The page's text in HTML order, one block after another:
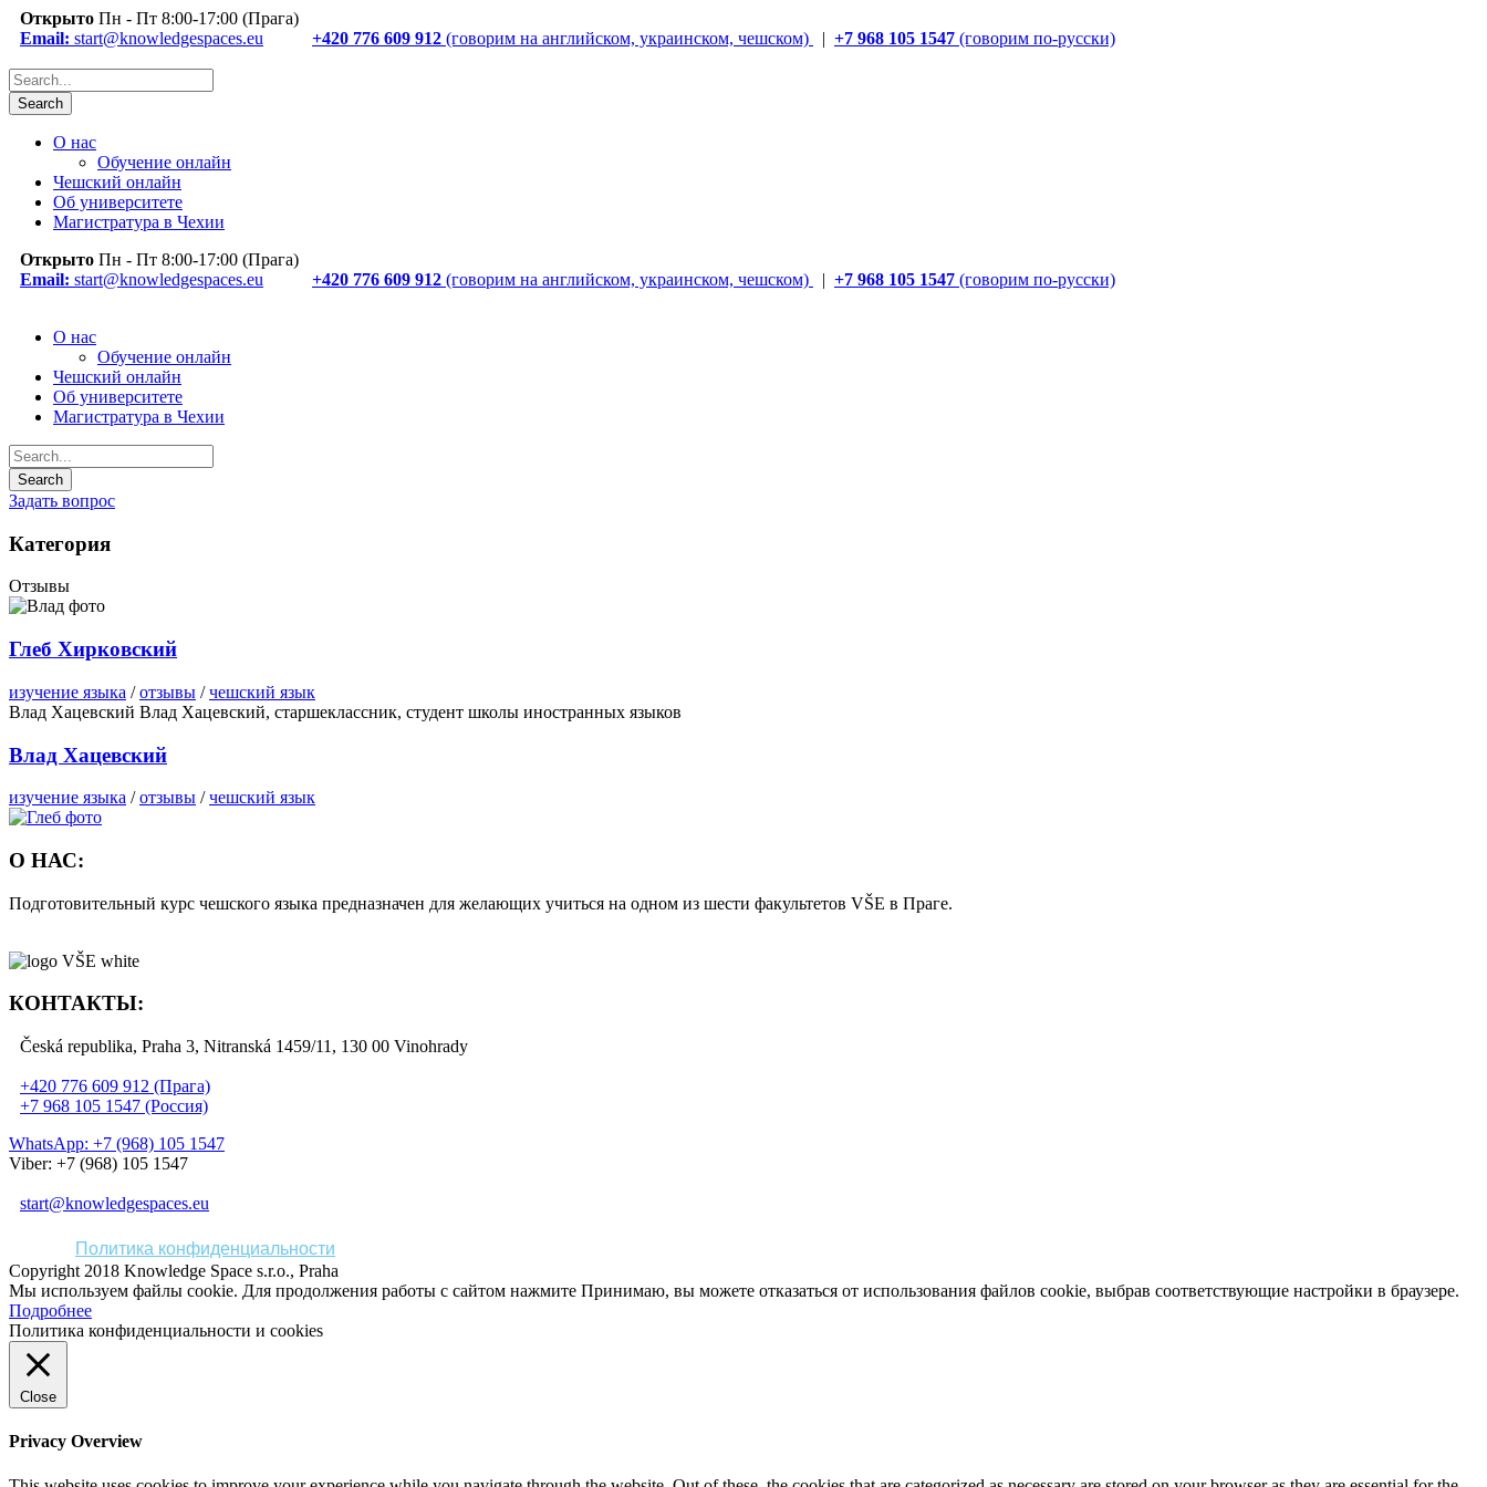
Открыто Пн - Пт 8:00-17:00 (Прага)
Email: start@knowledgespaces.eu +420 776 609 912 (говорим на английском, украинском, чешском) | +7 968 105 1547 (говорим по-русски)
О нас
Обучение онлайн
Чешский онлайн
Об университете
Магистратура в Чехии
Открыто Пн - Пт 8:00-17:00 (Прага)
Email: start@knowledgespaces.eu +420 776 609 912 (говорим на английском, украинском, чешском) | +7 968 105 1547 (говорим по-русски)
О нас
Обучение онлайн
Чешский онлайн
Об университете
Магистратура в Чехии
Задать вопрос
Категория
Отзывы
Глеб Хирковский
изучение языка / отзывы / чешский язык
Влад Хацевский Влад Хацевский, старшеклассник, студент школы иностранных языков
Влад Хацевский
изучение языка / отзывы / чешский язык
О НАС:
Подготовительный курс чешского языка предназначен для желающих учиться на одном из шести факультетов VŠE в Праге.
КОНТАКТЫ:
Česká republika, Praha 3, Nitranská 1459/11, 130 00 Vinohrady
+420 776 609 912 (Прага)
+7 968 105 1547 (Россия)
WhatsApp: +7 (968) 105 1547
Viber: +7 (968) 105 1547
start@knowledgespaces.eu
Политика конфиденциальности
Copyright 2018 Knowledge Space s.r.o., Praha
Мы используем файлы cookie. Для продолжения работы с сайтом нажмите Принимаю, вы можете отказаться от использования файлов cookie, выбрав соответствующие настройки в браузере.
Подробнее
Политика конфиденциальности и cookies
Close
Privacy Overview